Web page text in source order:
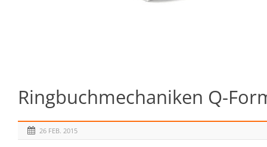
Ringbuchmechaniken Q-
26 FEB. 2015